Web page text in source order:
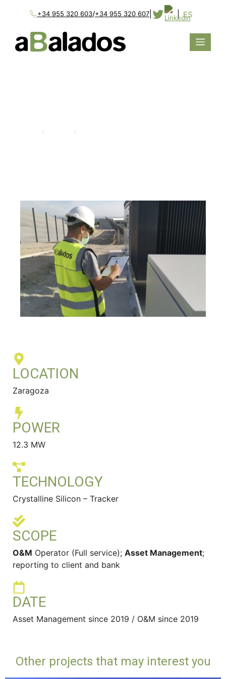
+34 955 320 603/+34 955 320 607 ES
LOCATION
Zaragoza
POWER
12.3 MW
TECHNOLOGY
Crystalline Silicon – Tracker
SCOPE
O&M Operator (Full service); Asset Management;
reporting to client and bank
DATE
Asset Management since 2019 / O&M since 2019
Other projects that may interest you